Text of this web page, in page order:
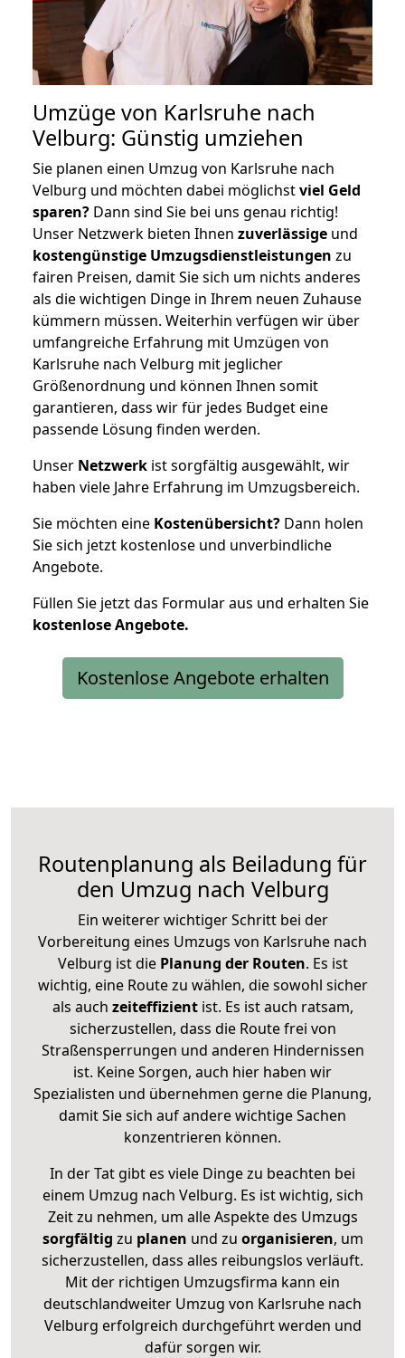
Umzüge von Karlsruhe nach
Velburg: Günstig umziehen
Sie planen einen Umzug von Karlsruhe nach
Velburg und möchten dabei möglichstviel Geld
sparen? Dann sind Sie bei uns genau richtig!
Unser Netzwerk bieten Ihnen zuverlässige und
kostengünstige Umzugsdienstleistungen zu
fairen Preisen, damit Sie sich um nichts anderes
als die wichtigen Dinge in Ihrem neuen Zuhause
kümmern müssen. Weiterhin verfügen wir über
umfangreiche Erfahrung mit Umzügen von
Karlsruhe nach Velburg mit jeglicher
Größenordnung und können Ihnen somit
garantieren, dass wir für jedes Budget eine
passende Lösung finden werden.
Unser Netzwerk ist sorgfältig ausgewählt, wir
haben viele Jahre Erfahrung im Umzugsbereich.
Sie möchten eine Kostenübersicht? Dann holen
Sie sich jetzt kostenlose und unverbindliche
Angebote.
Füllen Sie jetzt das Formular aus und erhalten Sie
kostenloseAngebote.
Kostenlose Angebote erhalten
Routenplanung als Beiladung für
den Umzug nach Velburg
Ein weiterer wichtiger Schritt bei der
Vorbereitung eines Umzugs von Karlsruhe nach
Velburg ist diePlanung der Routen. Es ist
wichtig, eine Route zu wählen, die sowohl sicher
als auch zeiteffizientist. Es ist auch ratsam,
sicherzustellen, dass die Route frei von
Straßensperrungen und anderen Hindernissen
ist. Keine Sorgen, auch hier haben wir
Spezialisten und übernehmen gerne die Planung,
damit Sie sich auf andere wichtige Sachen
konzentrieren können.
In der Tat gibt es viele Dinge zu beachten bei
einem Umzug nach Velburg. Es ist wichtig, sich
Zeit zu nehmen, um alle Aspekte des Umzugs
sorgfältig zu planen und zu organisieren, um
sicherzustellen, dass alles reibungslos verläuft.
Mit der richtigen Umzugsfirma kann ein
deutschlandweiter Umzug von Karlsruhe nach
Velburg erfolgreich durchgeführt werden und
dafür sorgen wir.